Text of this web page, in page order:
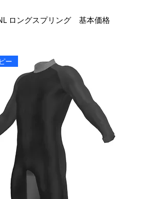
ロングスプリング 基本価格
ー